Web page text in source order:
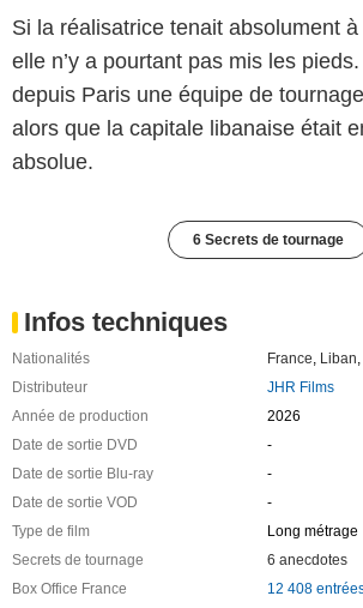
Si la réalisatrice tenait absolument
elle n’y a pourtant pas mis les
depuis Paris une équipe de
alors que la capitale libanaise était
absolue.
6 Secrets de tournage
Infos techniques
Nationalités France, Liban,
Distributeur
JHR Films
Année de production
2026
Date de sortie DVD
-
Date de sortie Blu-ray
-
Date de sortie VOD
-
Type de film
Long métrage
Secrets de tournage
6 anecdotes
Box Office France
12 408